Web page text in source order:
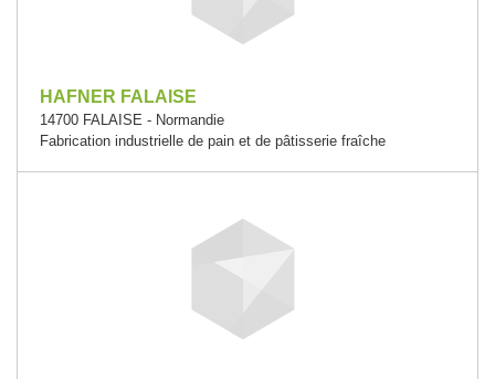
HAFNER FALAISE
14700 FALAISE - Normandie
Fabrication industrielle de pain et de pâtisserie fraîche